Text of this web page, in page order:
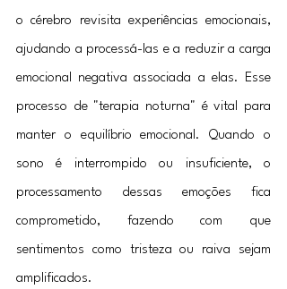
o cérebro revisita experiências emocionais,
ajudando a processá-las e a reduzir a carga
emocional negativa associada a elas. Esse
processo de "terapia noturna" é vital para
manter o equilíbrio emocional. Quando o
sono é interrompido ou insuficiente, o
processamento dessas emoções fica
comprometido, fazendo com que
sentimentos como tristeza ou raiva sejam
amplificados.